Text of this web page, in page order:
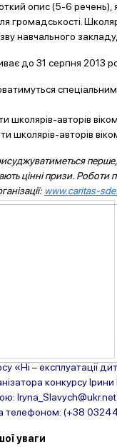
опис (5-6 речень),
громадськості.
навчального
до 31 серпня 2013
школярів-авторів
школярів-авторів
перше,
цінні призи. Роботи
www.caritas-
«Ні – експлуатації
конкурсу Ірини
телефоном: (+38
уваги